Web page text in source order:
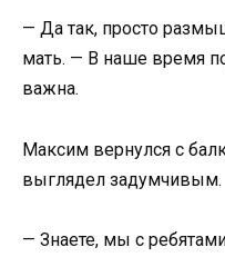
— Да так, просто
мать. — В наше время
важна.
Максим вернулся с
выглядел задумчивым.
— Знаете, мы с